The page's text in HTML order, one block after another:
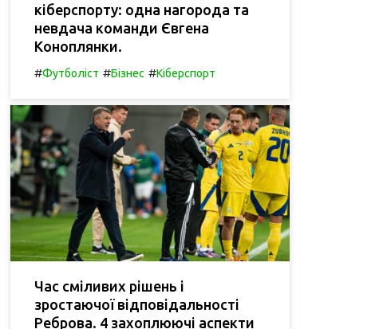
кіберспорту: одна нагорода та
невдача команди Євгена
Коноплянки.
#Футболіст #Бізнес #Кіберспорт
Час сміливих рішень і
зростаючої відповідальності
Реброва. 4 захоплюючі аспекти